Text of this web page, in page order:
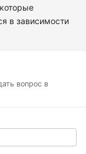
в зависимости
вопрос в